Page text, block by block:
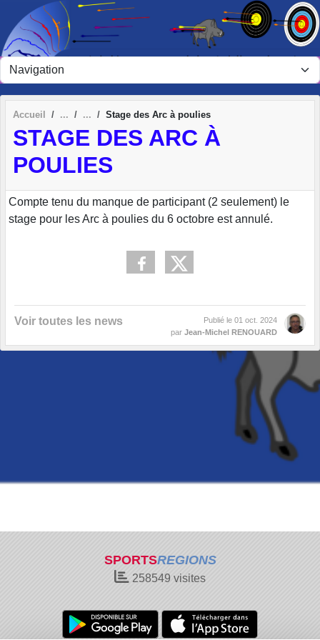
Accueil Stage des Arc à poulies
STAGE DES ARC À
POULIES
Compte tenu du manque de participant (2 seulement) le
stage pour les Arc à poulies du 6 octobre est annulé.
Voir toutes les news Publié le 01 oct. 2024
par Jean-Michel RENOUARD
SPORTSREGIONS
258549 visites
Panneau de gestion des cookies